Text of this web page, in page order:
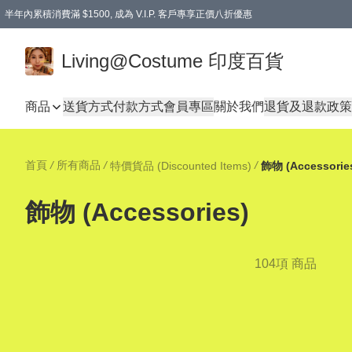
半年內累積消費滿 $1500, 成為 V.I.P. 客戶專享正價八折優惠
Living@Costume 印度百貨
商品 送貨方式付款方式會員專區關於我們退貨及退款政策
首頁 / 所有商品 / 特價貨品 (Discounted Items) / 飾物
飾物 (Accessories)
104項 商品